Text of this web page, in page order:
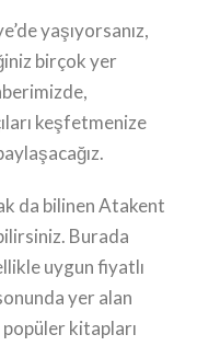
yaşıyorsanız,
birçok yer
keşfetmenize
da bilinen Atakent
Burada
uygun fiyatlı
yer alan
kitapları